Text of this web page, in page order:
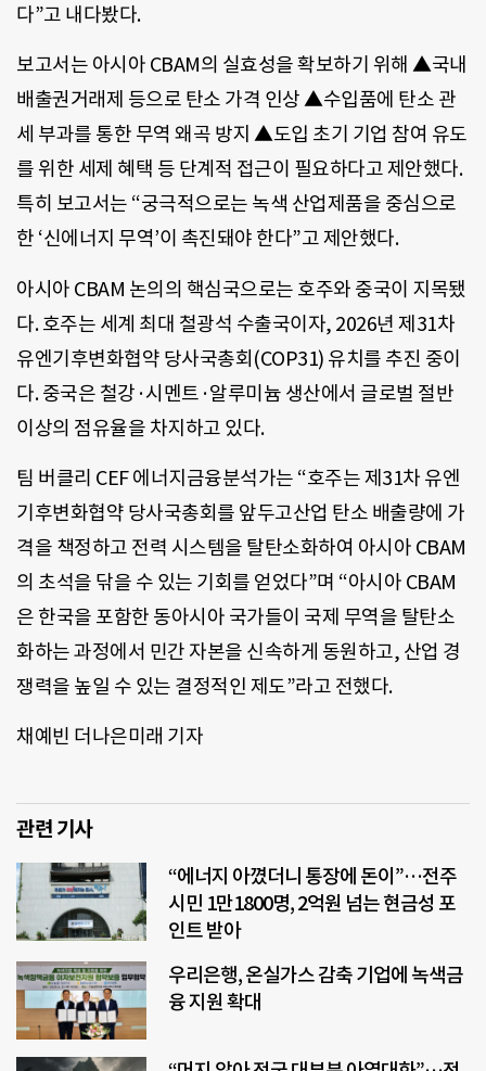
다”고 내다봤다.
보고서는 아시아 CBAM의 실효성을 확보하기 위해 ▲국내
배출권거래제 등으로 탄소 가격 인상 ▲수입품에 탄소 관
세 부과를 통한 무역 왜곡 방지 ▲도입 초기 기업 참여 유도
를 위한 세제 혜택 등 단계적 접근이 필요하다고 제안했다.
특히 보고서는 “궁극적으로는 녹색 산업제품을 중심으로
한 ‘신에너지 무역’이 촉진돼야 한다”고 제안했다.
아시아 CBAM 논의의 핵심국으로는 호주와 중국이 지목됐
다. 호주는 세계 최대 철광석 수출국이자, 2026년 제31차
유엔기후변화협약 당사국총회(COP31) 유치를 추진 중이
다. 중국은 철강·시멘트·알루미늄 생산에서 글로벌 절반
이상의 점유율을 차지하고 있다.
팀 버클리 CEF 에너지금융분석가는 “호주는 제31차 유엔
기후변화협약 당사국총회를 앞두고산업 탄소 배출량에 가
격을 책정하고 전력 시스템을 탈탄소화하여 아시아 CBAM
의 초석을 닦을 수 있는 기회를 얻었다”며 “아시아 CBAM
은 한국을 포함한 동아시아 국가들이 국제 무역을 탈탄소
화하는 과정에서 민간 자본을 신속하게 동원하고, 산업 경
쟁력을 높일 수 있는 결정적인 제도”라고 전했다.
채예빈 더나은미래 기자
관련 기사
“에너지 아꼈더니 통장에 돈이”…전주
시민 1만1800명, 2억원 넘는 현금성 포
인트 받아
우리은행, 온실가스 감축 기업에 녹색금
융 지원 확대